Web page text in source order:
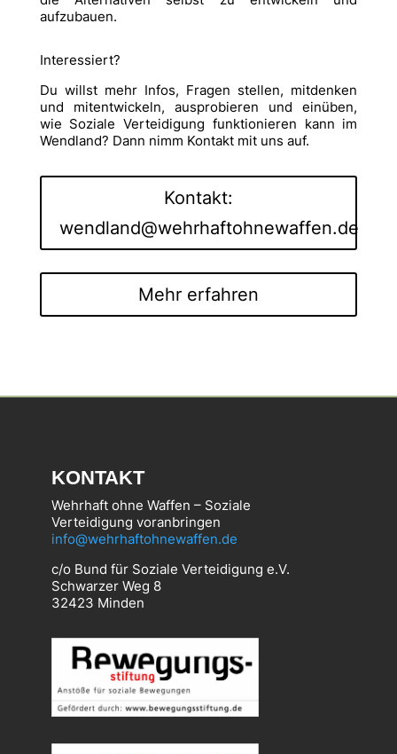
aufzubauen.
Interessiert?
Du willst mehr Infos, Fragen stellen, mitdenken
und mitentwickeln, ausprobieren und einüben,
wie Soziale Verteidigung funktionieren kann im
Wendland? Dann nimm Kontakt mit uns auf.
Kontakt:
wendland@wehrhaftohnewaffen.de
Mehr erfahren
KONTAKT
Wehrhaft ohne Waffen – Soziale
Verteidigung voranbringen
info@wehrhaftohnewaffen.de
c/o Bund für Soziale Verteidigung e.V.
Schwarzer Weg 8
32423 Minden